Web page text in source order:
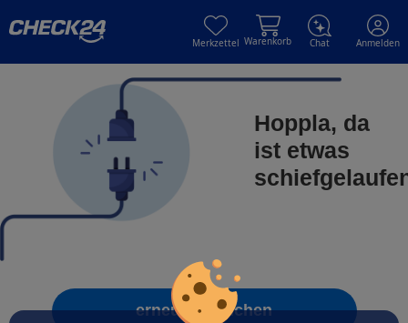
Merkzettel Warenkorb Chat Anmelden
Hoppla, da
ist etwas
erneut versuchen